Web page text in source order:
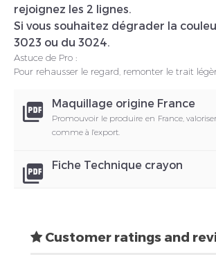
rejoignez les 2 lignes.
Si vous souhaitez dégrader la
3023 ou du 3024.
Astuce de Pro :
Pour rehausser le regard, remonter le trait
picture_as_pdf Maquillage origine France
Promouvoir le produire en France,
comme à l'export.
picture_as_pdf Fiche Technique crayon
Customer ratings and